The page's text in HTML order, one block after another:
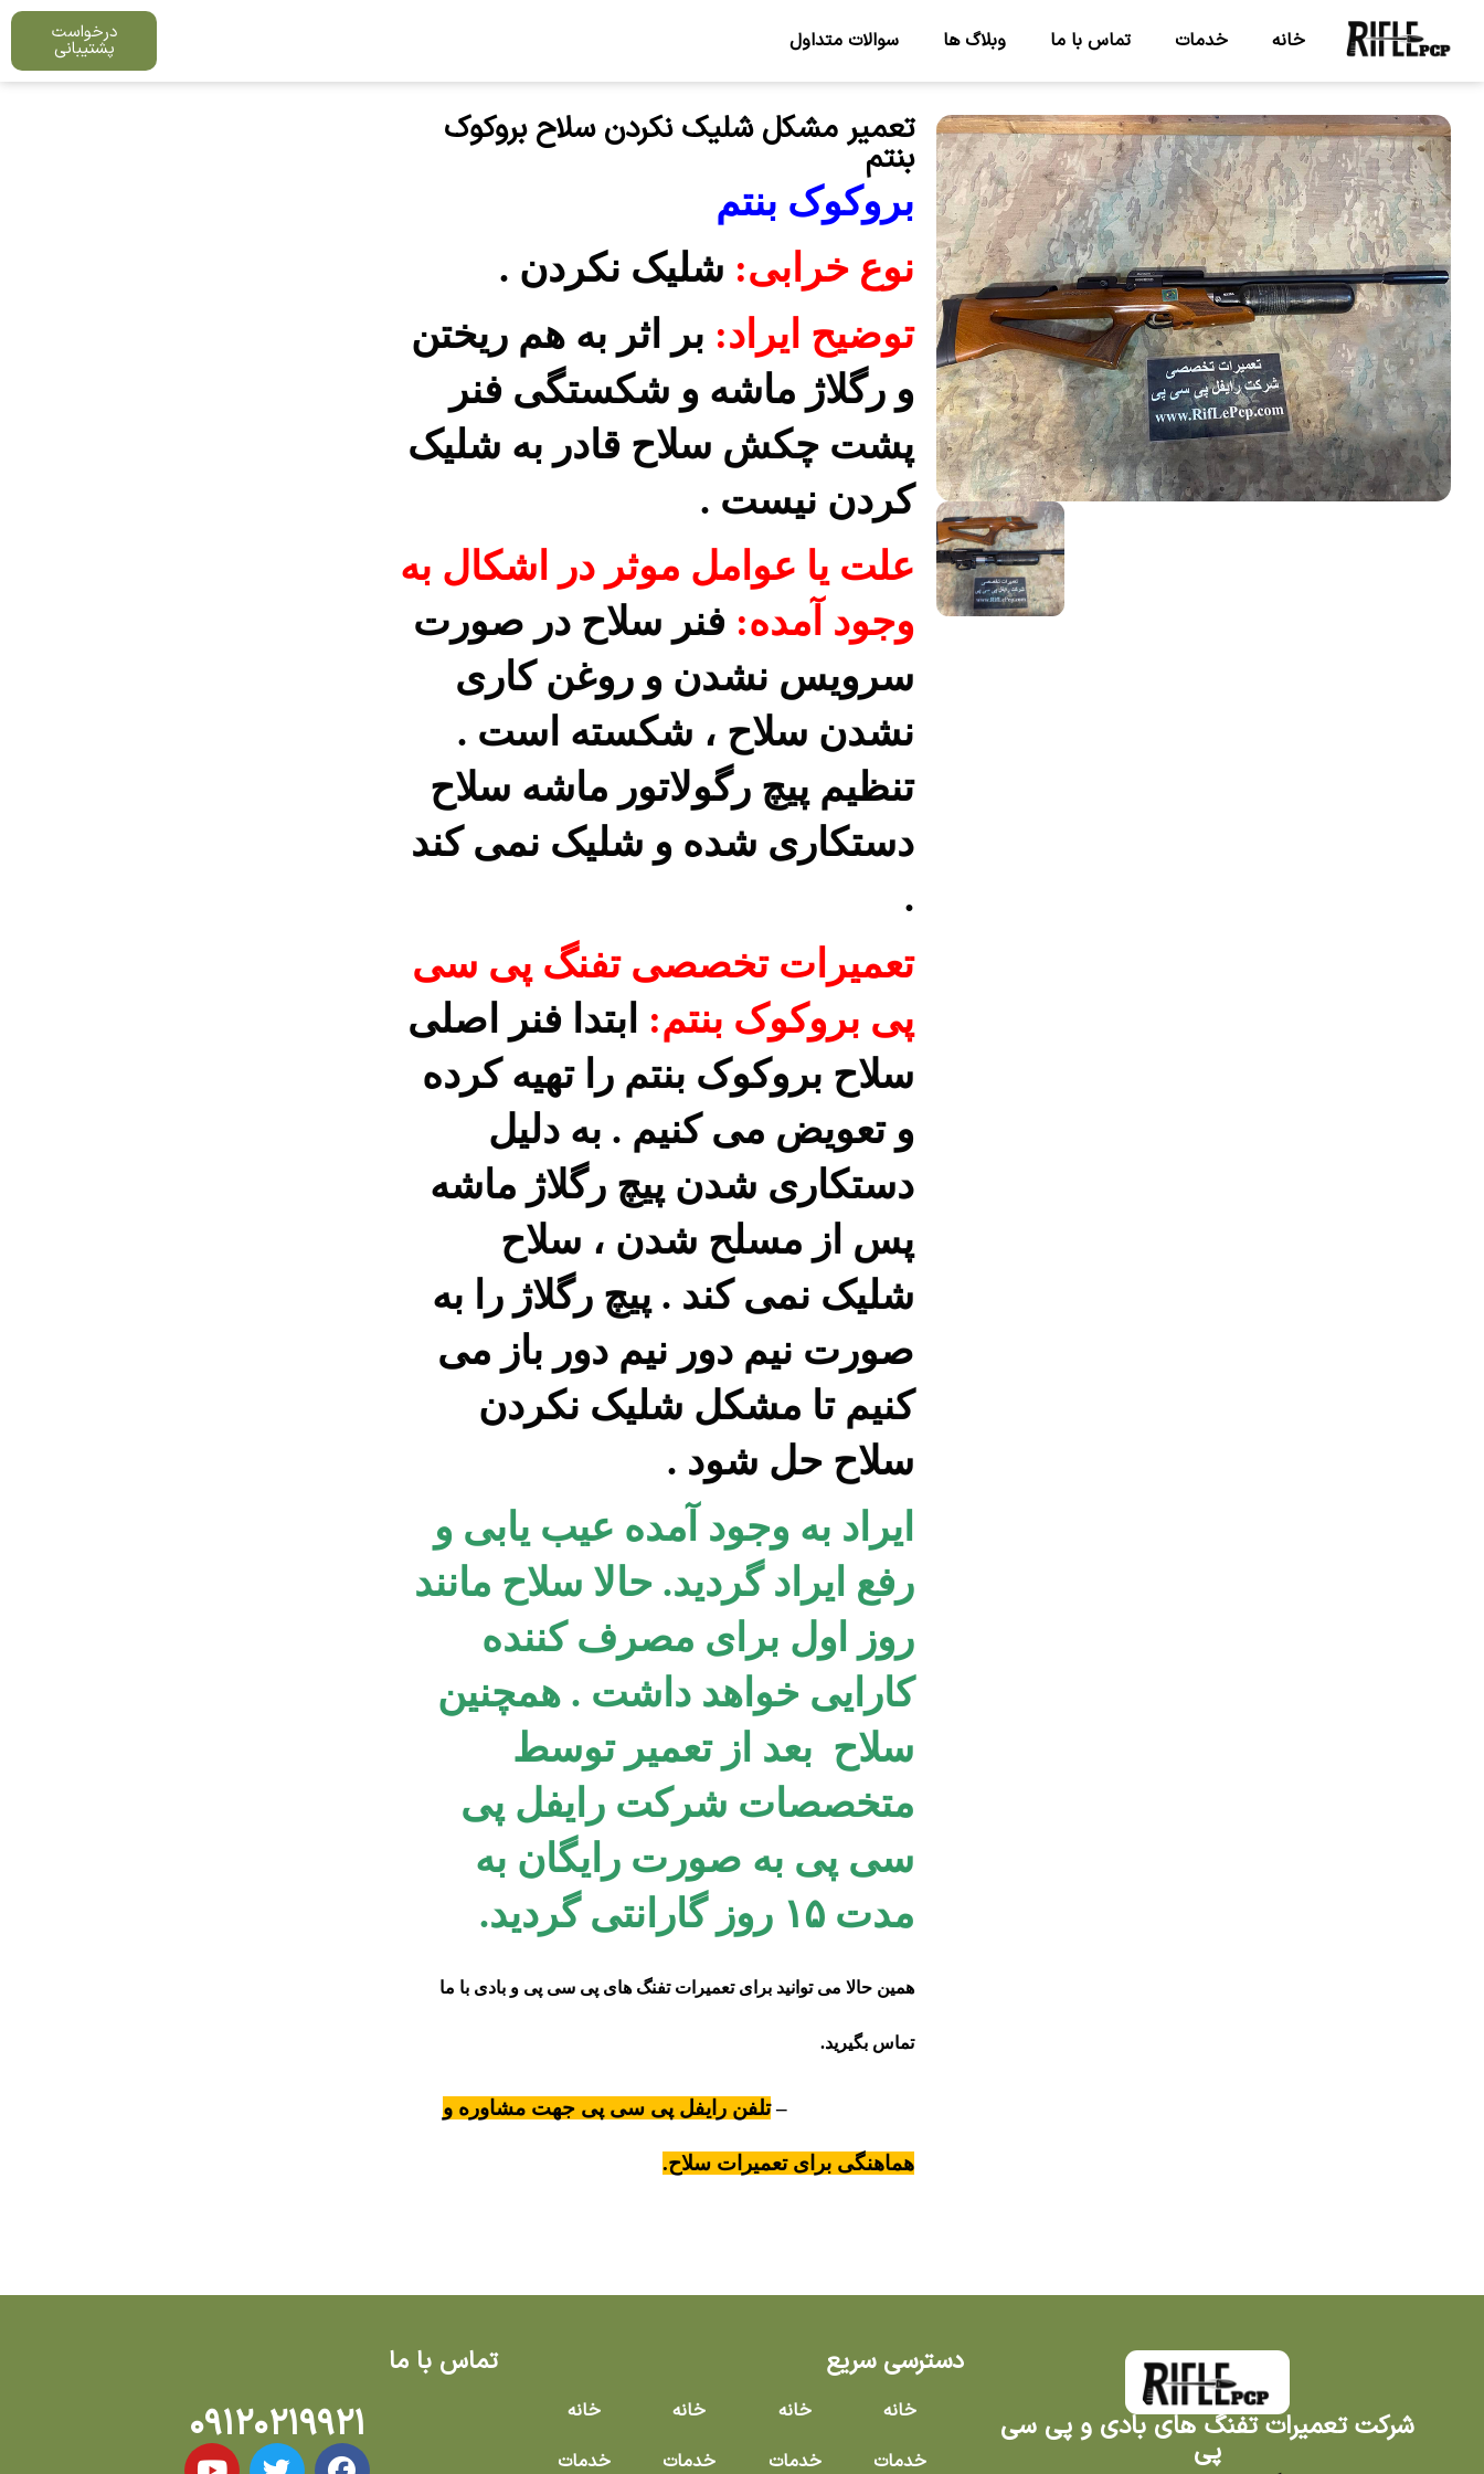
خانه خدمات تماس با ما وبلاگ ها سوالات متداول درخواست
پشتیبانی
تعمیر مشکل شلیک نکردن سلاح بروکوک
بنتم
بروکوک بنتم
نوع خرابی: شلیک نکردن .
توضیح ایراد: بر اثر به هم ریختن
و رگلاژ ماشه و شکستگی فنر
پشت چکش سلاح قادر به شلیک
کردن نیست .
علت یا عوامل موثر در اشکال به
وجود آمده: فنر سلاح در صورت
سرویس نشدن و روغن کاری
نشدن سلاح ، شکسته است .
تنظیم پیچ رگولاتور ماشه سلاح
دستکاری شده و شلیک نمی کند
.
تعمیرات تخصصی تفنگ پی سی
پی بروکوک بنتم: ابتدا فنر اصلی
سلاح بروکوک بنتم را تهیه کرده
و تعویض می کنیم . به دلیل
دستکاری شدن پیچ رگلاژ ماشه
پس از مسلح شدن ، سلاح
شلیک نمی کند . پیچ رگلاژ را به
صورت نیم دور نیم دور باز می
کنیم تا مشکل شلیک نکردن
سلاح حل شود .
ایراد به وجود آمده عیب یابی و
رفع ایراد گردید. حالا سلاح مانند
روز اول برای مصرف کننده
کارایی خواهد داشت . همچنین
سلاح بعد از تعمیر توسط
متخصصات شرکت رایفل پی
سی پی به صورت رایگان به
مدت ۱۵ روز گارانتی گردید.
همین حالا می توانید برای تعمیرات تفنگ های پی سی پی و بادی با ما
تماس بگیرید.
تلفن رایفل پی سی پی جهت مشاوره و
هماهنگی برای تعمیرات سلاح.
شرکت تعمیرات تفنگ های بادی و پی سی
پی
دسترسی سریع
خانه
خدمات
خانه
خدمات
خانه
خدمات
خانه
خدمات
تماس با ما
۰۹۱۲۰۲۱۹۹۲۱